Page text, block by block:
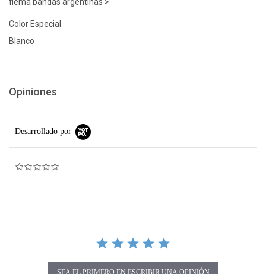
Color Especial
Blanco
Opiniones
Desarrollado por
SEA EL PRIMERO EN ESCRIBIR UNA OPINIÓN